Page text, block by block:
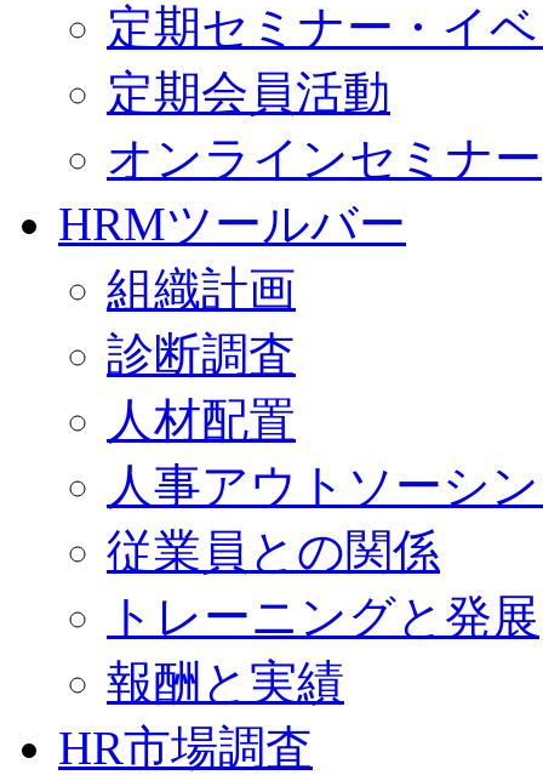
定期セミナー・イ
定期会員活動
オンラインセミナー
HRMツールバー
組織計画
診断調査
人材配置
人事アウトソーシ
従業員との関係
トレーニングと発展
報酬と実績
HR市場調査